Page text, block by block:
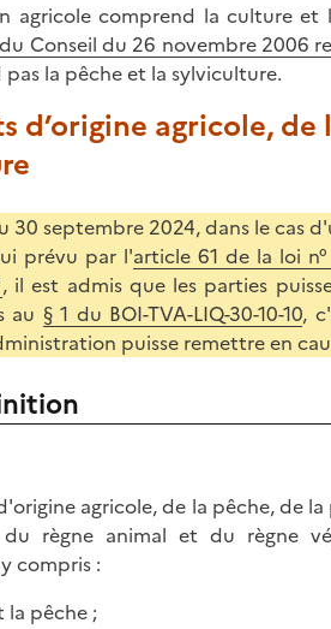
agricole comprend la culture et
Conseil du 26 novembre 2006
la pêche et la sylviculture.
d’origine agricole,
30 septembre 2024, dans le cas
prévu par l'article 61 de la loi
, il est admis que les parties
au § 1 du BOI-TVA-LIQ-30-10-10,
puisse remettre en
agricole, de la pêche, de
règne animal et du règne
compris :
la pêche ;